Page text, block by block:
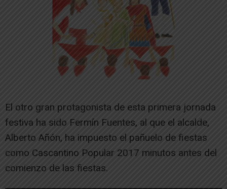
El otro gran protagonista de esta primera jornada
festiva ha sido Fermín Fuentes, al que el alcalde,
Alberto Añón, ha impuesto el pañuelo de fiestas
como Cascantino Popular 2017 minutos antes del
comienzo de las fiestas.